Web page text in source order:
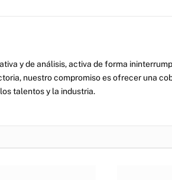
y de análisis, activa de forma
nuestro compromiso es ofrecer una
talentos y la industria.